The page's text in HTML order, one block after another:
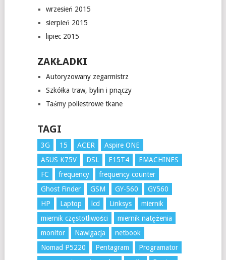
wrzesień 2015
sierpień 2015
lipiec 2015
ZAKŁADKI
Autoryzowany zegarmistrz
Szkółka traw, bylin i pnączy
Taśmy poliestrowe tkane
TAGI
3G 15 ACER
Aspire ONE
ASUS K75V
DSL E15T4
EMACHINES
FC
frequency
frequency counter
Ghost Finder
GSM GY-560
GY560
HP
Laptop lcd Linksys
miernik
miernik częstotliwości
miernik natężenia
monitor
Nawigacja
netbook
Nomad P5220
Pentagram
Programator